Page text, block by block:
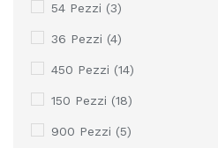
54 Pezzi (3)
36 Pezzi (4)
450 Pezzi (14)
150 Pezzi (18)
900 Pezzi (5)